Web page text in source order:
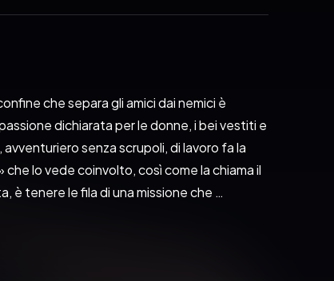
che separa gli amici dai nemici è
dichiarata per le donne, i bei vestiti e
senza scrupoli, di lavoro fa la
lo vede coinvolto, così come la chiama il
è tenere le fila di una missione che
questi sono tempi opachi e infiammati;
lo aspettano un uomo e due donne, che